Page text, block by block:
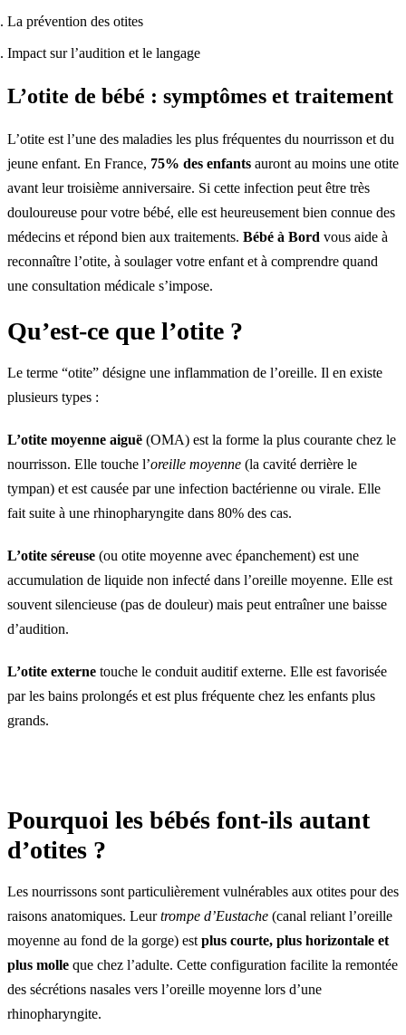
La prévention des otites
Impact sur l’audition et le langage
L’otite de bébé : symptômes et traitement
L’otite est l’une des maladies les plus fréquentes du nourrisson et du
jeune enfant. En France, 75% des enfants auront au moins une otite
avant leur troisième anniversaire. Si cette infection peut être très
douloureuse pour votre bébé, elle est heureusement bien connue des
médecins et répond bien aux traitements. Bébé à Bord vous aide à
reconnaître l’otite, à soulager votre enfant et à comprendre quand
une consultation médicale s’impose.
Qu’est-ce que l’otite ?
Le terme “otite” désigne une inflammation de l’oreille. Il en existe
plusieurs types :
L’otite moyenne aiguë (OMA) est la forme la plus courante chez le
nourrisson. Elle touche l’oreille moyenne (la cavité derrière le
tympan) et est causée par une infection bactérienne ou virale. Elle
fait suite à une rhinopharyngite dans 80% des cas.
L’otite séreuse (ou otite moyenne avec épanchement) est une
accumulation de liquide non infecté dans l’oreille moyenne. Elle est
souvent silencieuse (pas de douleur) mais peut entraîner une baisse
d’audition.
L’otite externe touche le conduit auditif externe. Elle est favorisée
par les bains prolongés et est plus fréquente chez les enfants plus
grands.
Pourquoi les bébés font-ils autant
d’otites ?
Les nourrissons sont particulièrement vulnérables aux otites pour des
raisons anatomiques. Leurtrompe d’Eustache (canal reliant l’oreille
moyenne au fond de la gorge) est plus courte, plus horizontale et
plus molle que chez l’adulte. Cette configuration facilite la remontée
des sécrétions nasales vers l’oreille moyenne lors d’une
rhinopharyngite.